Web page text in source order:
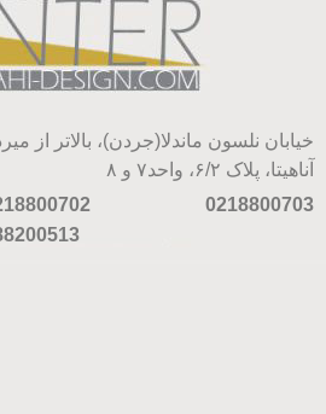
خیابان نلسون ماندلا(جردن)، بالاتر از
آناهیتا، پلاک ۶/۲، واحد۷ و ۸
0218800703